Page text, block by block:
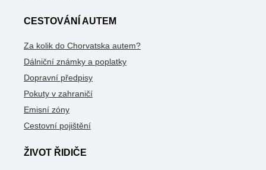
CESTOVÁNÍ AUTEM
Za kolik do Chorvatska autem?
Dálniční známky a poplatky
Dopravní předpisy
Pokuty v zahraničí
Emisní zóny
Cestovní pojištění
ŽIVOT ŘIDIČE